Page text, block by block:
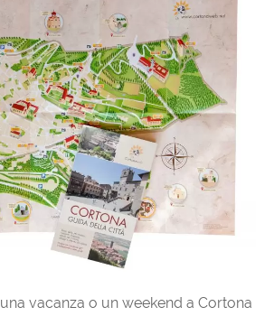
vacanza o un weekend a Cortona